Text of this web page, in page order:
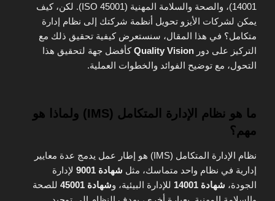
14001)، والصحة والسلامة المهنية (ISO 45001). لكن، كيف
يمكن لشركات الأيزو تحويل أنظمة شركتك إلى نظام إدارة
متكامل؟ في هذا المقال، سنستعرض كيفية تحقيق ذلك مع
التركيز على دور Quality Visionكأفضل جهة لتحقيق هذا
التحول، مع توضيح الفوائد والخطوات العملية.
ما هو نظام الإدارة المتكامل (IMS) ولماذا هو
مهم؟
نظام الإدارة المتكامل (IMS) هو إطار عمل يدمج عدة معايير
إدارية في نظام واحد متماسك، مثل شهادة 9001
لإدارة
الجودة، شهادة 14001 للإدارة البيئية، وشهادة 45001
للصحة